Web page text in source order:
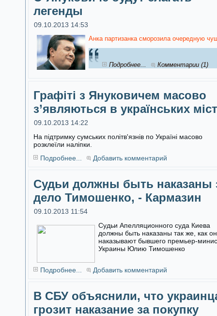
легенды
09.10.2013 14:53
Анка партизанка сморозила очередную
Подробнее... Комментарии (1)
Графіті з Януковичем масово
з’являються в українських
09.10.2013 14:22
На підтримку сумських політв'язнів по Україні масово
розклеїли наліпки.
Подробнее...
Добавить комментарий
Судьи должны быть наказаны
дело Тимошенко, - Кармазин
09.10.2013 11:54
Судьи Апелляционного суда Киева
должны быть наказаны так же, как
наказывают бывшего премьер-
Украины Юлию Тимошенко
Подробнее... Добавить комментарий
В СБУ объяснили, что
грозит наказание за покупку